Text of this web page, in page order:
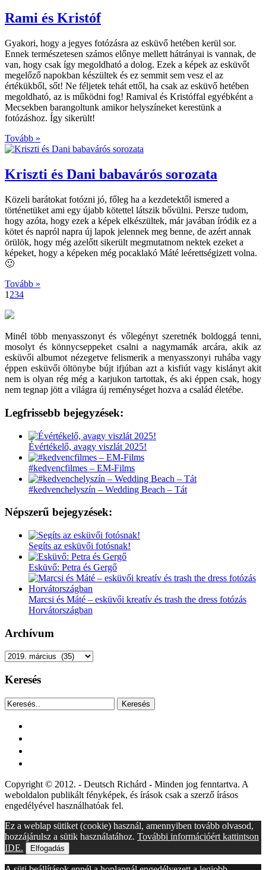
Rami és Kristóf
Gyakori, hogy a jegyes fotózásra az esküvő hetében kerül sor.
Ennek természetesen számos előnye mellett hátrányai is vannak, de
van, hogy csak így megoldható a dolog. Ezek a képek az esküvőt
megelőző napokban készültek és ez semmit sem vesz el az
értékükből, sőt! Ne féljetek tehát ettől, ha csak az esküvő hetében
megoldható, az is működni fog! Ramival és Kristóffal egyébként a
Mecsekben barangoltunk amikor helyszíneket kerestünk a
fotózáshoz. Így sikerült!
Tovább »
Kriszti és Dani babavárós sorozata
Közeli barátokat fotózni jó, főleg ha a kezdetektől ismered a
történetüket ami egy újabb kötettel látszik bővülni. Persze tudom,
hogy azóta, hogy ezek a képek elkészültek, már javában íródik ez a
kötet és napról napra új lapok jelennek meg benne, de azért annak
örülök, hogy még azelőtt sikerült megmutatnom nektek ezeket a
képeket, hogy a képeken még pocaklakó Máté leérettségizett volna.
🙂
Tovább »
1 234
Minél több menyasszonyt és vőlegényt szeretnék boldoggá tenni,
mosolyt és könnycseppeket csalni a nagymamák arcára, akik az
esküvői albumot nézegetve felismerik a menyasszonyi ruhába vagy
éppen esküvői öltönybe bújt ifjúban azt a kisfiút vagy kislányt akit
nem is olyan rég még a karjukon tartottak, és aki éppen csak, hogy
nem tegnap jött a világra új reménységet hozva a család életébe.
Legfrissebb bejegyzések:
Évértékelő, avagy viszlát 2025!
#kedvencfilmes – EM-Films
#kedvenchelyszín – Wedding Beach – Tát
Népszerű bejegyzések:
Segíts az esküvői fotósnak!
Esküvő: Petra és Gergő
Marcsi és Máté – esküvői kreatív és trash the dress fotózás
Horvátországban
Archívum
Archívum
Keresés
Keresés
Copyright © 2012. - Deutsch Richárd - Minden jog fenntartva. A
weboldalon publikált fényképek, és írások csak a szerző írásos
engedélyével használhatóak fel.
Ez a weblap sütiket (cookie) használ, amennyiben tovább olvasod,
hozzájárulsz a sütik használatához. További információért kattintson
IDE.
Elfogadás